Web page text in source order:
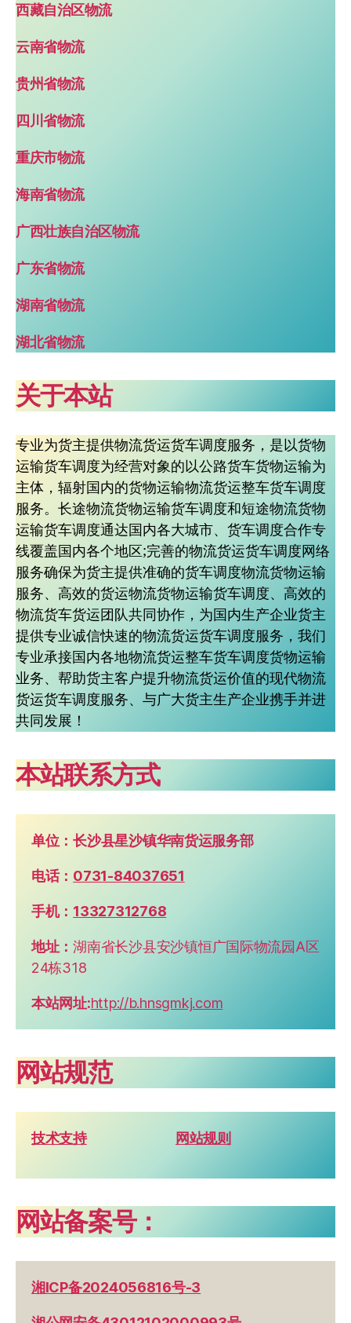
西藏自治区物流
云南省物流
贵州省物流
四川省物流
重庆市物流
海南省物流
广西壮族自治区物流
广东省物流
湖南省物流
湖北省物流
关于本站
专业为货主提供物流货运货车调度服务，是以货物
运输货车调度为经营对象的以公路货车货物运输为
主体，辐射国内的货物运输物流货运整车货车调度
服务。长途物流货物运输货车调度和短途物流货物
运输货车调度通达国内各大城市、货车调度合作专
线覆盖国内各个地区;完善的物流货运货车调度网络
服务确保为货主提供准确的货车调度物流货物运输
服务、高效的货运物流货物运输货车调度、高效的
物流货车货运团队共同协作，为国内生产企业货主
提供专业诚信快速的物流货运货车调度服务，我们
专业承接国内各地物流货运整车货车调度货物运输
业务、帮助货主客户提升物流货运价值的现代物流
货运货车调度服务、与广大货主生产企业携手并进
共同发展！
本站联系方式
单位：长沙县星沙镇华南货运服务部
电话： 0731-84037651
手机： 13327312768
地址：湖南省长沙县安沙镇恒广国际物流园A区
24栋318
本站网址:http://b.hnsgmkj.com
网站规范
技术支持 网站规则
网站备案号：
湘ICP备2024056816号-3